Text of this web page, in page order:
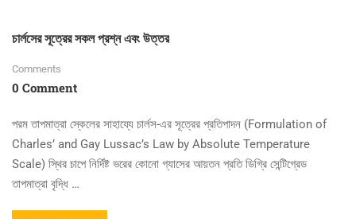
DO
পদ্ধতির
সকল
এবং
উত্তর
চার্লসের সূত্রের সকল প্রশ্ন এবং উত্তর
Comments
0 Comment
পরম তাপমাত্রা স্কেলের সাহায্যে চার্লস-এর সূত্রের প্রতিপাদন (Formulation of
Charles’ and Gay Lussac’s Law by Absolute Temperature
Scale) স্থির চাপে নির্দিষ্ট ভরের কোনো গ্যাসের আয়তন প্রতি ডিগ্রি সেন্টিগ্রেড
তাপমাত্রা বৃদ্ধি …